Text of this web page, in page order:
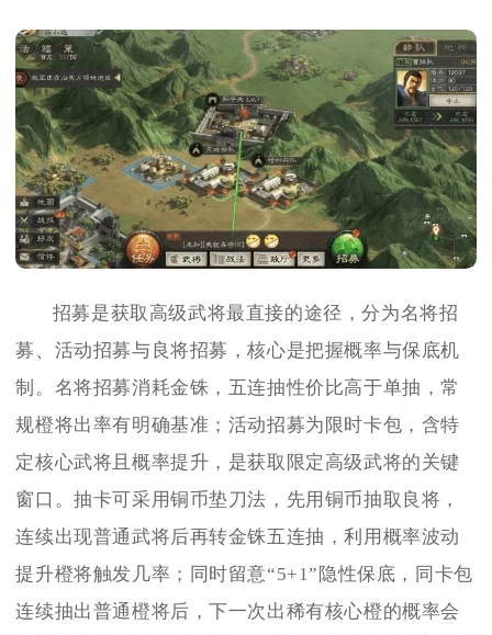
招募是获取高级武将最直接的途径，分为名将招
募、活动招募与良将招募，核心是把握概率与保底机
制。名将招募消耗金铢，五连抽性价比高于单抽，常
规橙将出率有明确基准；活动招募为限时卡包，含特
定核心武将且概率提升，是获取限定高级武将的关键
窗口。抽卡可采用铜币垫刀法，先用铜币抽取良将，
连续出现普通武将后再转金铢五连抽，利用概率波动
提升橙将触发几率；同时留意“5+1”隐性保底，同卡包
连续抽出普通橙将后，下一次出稀有核心橙的概率会